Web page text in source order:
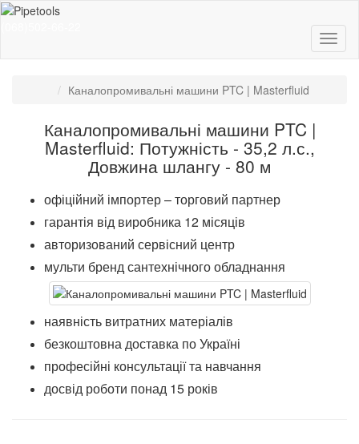
Каналопромивальні машини PTC | Masterfluid
Каналопромивальні машини PTC |
Masterfluid: Потужність - 35,2 л.с.,
Довжина шлангу - 80 м
офіційний імпортер – торговий партнер
гарантія від виробника 12 місяців
авторизований сервісний центр
мульти бренд сантехнічного обладнання
наявність витратних матеріалів
безкоштовна доставка по Україні
професійні консультації та навчання
досвід роботи понад 15 років